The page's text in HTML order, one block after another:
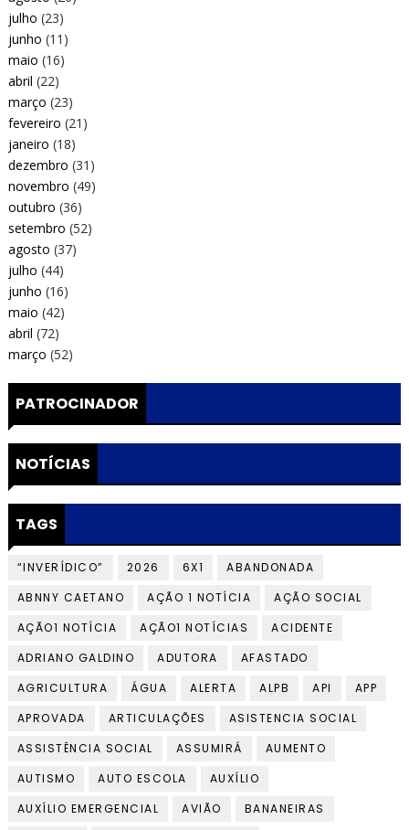
julho (23)
junho (11)
maio (16)
abril (22)
março (23)
fevereiro (21)
janeiro (18)
dezembro (31)
novembro (49)
outubro (36)
setembro (52)
agosto (37)
julho (44)
junho (16)
maio (42)
abril (72)
março (52)
PATROCINADOR
NOTÍCIAS
TAGS
“INVERÍDICO” 2026 6X1
ABANDONADA
ABNNY CAETANO
AÇÃO 1 NOTÍCIA
AÇÃO SOCIAL
AÇÃO1 NOTÍCIA
AÇÃO1 NOTÍCIAS
ACIDENTE
ADRIANO GALDINO
ADUTORA
AFASTADO
AGRICULTURA
ÁGUA ALERTA ALPB API
APP
APROVADA
ARTICULAÇÕES
ASISTENCIA SOCIAL
ASSISTÊNCIA SOCIAL
ASSUMIRÁ
AUMENTO
AUTISMO
AUTO ESCOLA
AUXÍLIO
AUXÍLIO EMERGENCIAL
AVIÃO
BANANEIRAS